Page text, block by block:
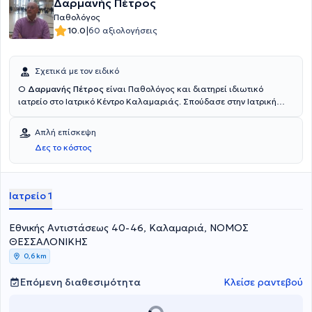
Δαρμανής Πέτρος
Παθολόγος
10.0|60 αξιολογήσεις
Σχετικά με τον ειδικό
O Δαρμανής Πέτρος είναι Παθολόγος και διατηρεί ιδιωτικό
ιατρείο στο Ιατρικό Κέντρο Καλαμαριάς. Σπούδασε στην Ιατρική
ειδικεύτηκε στην Παθολογία στο Πανεπιστημιακό Γενικό Νοσοκομείο
ΑΧΕΠΑ Θεσσαλονίκης. Διαθέτει πολυετή εμπειρία και κατάρτιση
ενώ εξειδικεύεται στην υπερλιπιδαιμία, στην αρτηριακή υπέρταση
και στο μεταβολικό σύνδρομο.
Απλή επίσκεψη
Δες το κόστος
Ιατρείο 1
Εθνικής Αντιστάσεως 40-46, Καλαμαριά, ΝΟΜΟΣ
ΘΕΣΣΑΛΟΝΙΚΗΣ
0,6 km
Επόμενη διαθεσιμότητα Κλείσε ραντεβού